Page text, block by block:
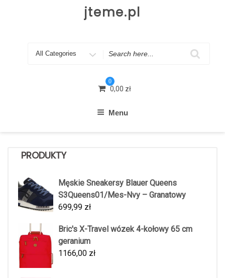
jteme.pl
Search
0
0,00 zł
Menu
PRODUKTY
Męskie Sneakersy Blauer Queens
S3Queens01/Mes-Nvy – Granatowy
699,99 zł
Bric's X-Travel wózek 4-kołowy 65 cm
geranium
1166,00 zł